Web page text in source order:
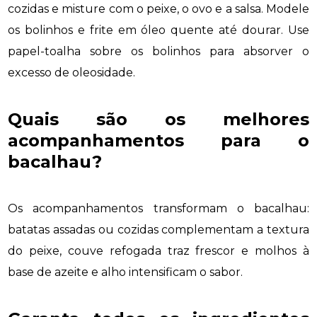
cozidas e misture com o peixe, o ovo e a salsa. Modele
os bolinhos e frite em óleo quente até dourar. Use
papel-toalha sobre os bolinhos para absorver o
excesso de oleosidade.
Quais são os melhores
acompanhamentos para o
bacalhau?
Os acompanhamentos transformam o bacalhau:
batatas assadas ou cozidas complementam a textura
do peixe, couve refogada traz frescor e molhos à
base de azeite e alho intensificam o sabor.